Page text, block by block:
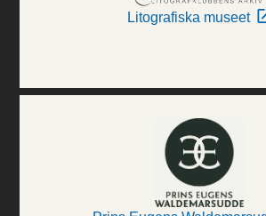
Litografiska museet